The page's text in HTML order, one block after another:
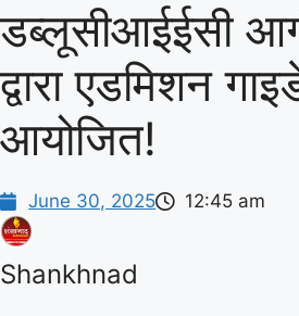
डब्लूसीआईईसी
द्वारा एडमिशन
आयोजित!
June 30, 2025 12:45 am
Shankhnad